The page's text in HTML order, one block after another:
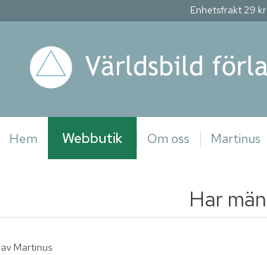
Enhetsfrakt 29
Hem Webbutik Om oss Martinus
Har
av Martinus